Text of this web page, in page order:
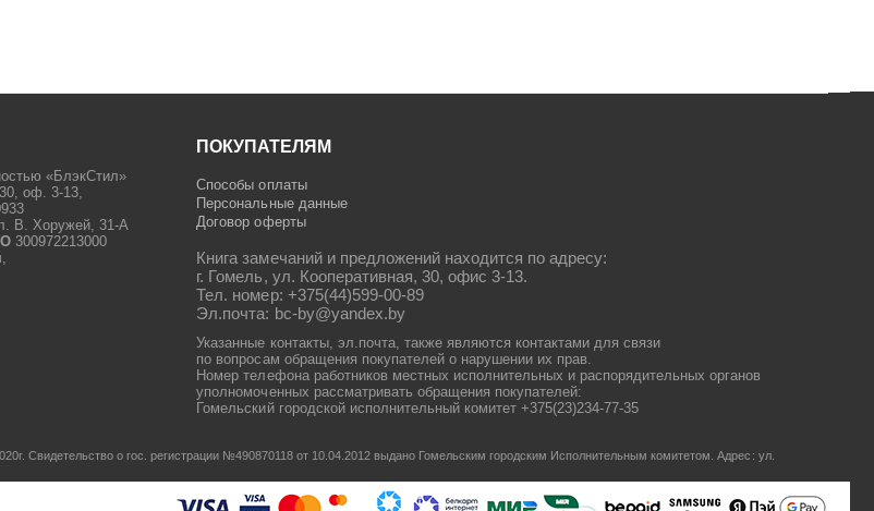
«БлэкСтил»
оф. 3-13,
В. Хоружей, 31-А
300972213000
ПОКУПАТЕЛЯМ
Способы оплаты
Персональные данные
Договор оферты
Книга замечаний и предложений находится по адресу:
г. Гомель, ул. Кооперативная, 30, офис 3-13.
Тел. номер: +375(44)599-00-89
Эл.почта: bc-by@yandex.by
Указанные контакты, эл.почта, также являются контактами для связи
по вопросам обращения покупателей о нарушении их прав.
Номер телефона работников местных исполнительных и распорядительных органов
уполномоченных рассматривать обращения покупателей:
Гомельский городской исполнительный комитет +375(23)234-77-35
Свидетельство о гос. регистрации №490870118 от 10.04.2012 выдано Гомельским городским Исполнительным комитетом.Адрес: ул.